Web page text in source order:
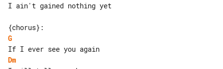
I ain't gained nothing yet
G
Dm